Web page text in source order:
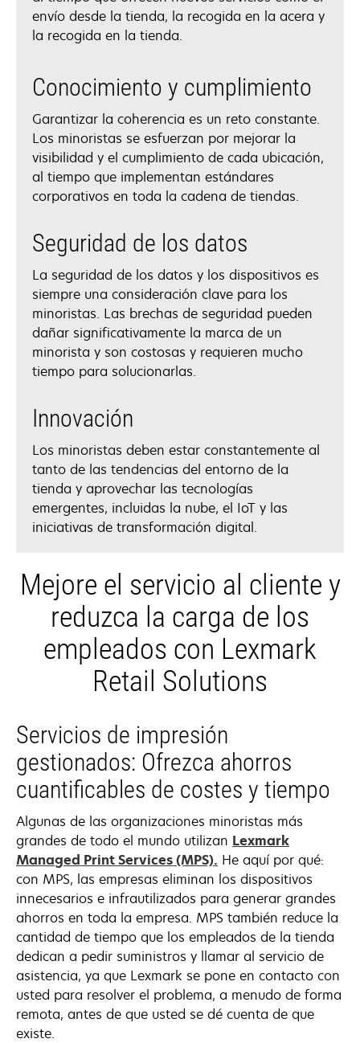
envío desde la tienda, la recogida en la acera y
la recogida en la tienda.
Conocimiento y cumplimiento
Garantizar la coherencia es un reto constante.
Los minoristas se esfuerzan por mejorar la
visibilidad y el cumplimiento de cada ubicación,
al tiempo que implementan estándares
corporativos en toda la cadena de tiendas.
Seguridad de los datos
La seguridad de los datos y los dispositivos es
siempre una consideración clave para los
minoristas. Las brechas de seguridad pueden
dañar significativamente la marca de un
minorista y son costosas y requieren mucho
tiempo para solucionarlas.
Innovación
Los minoristas deben estar constantemente al
tanto de las tendencias del entorno de la
tienda y aprovechar las tecnologías
emergentes, incluidas la nube, el IoT y las
iniciativas de transformación digital.
Mejore el servicio al cliente y
reduzca la carga de los
empleados con Lexmark
Retail Solutions
Servicios de impresión
gestionados: Ofrezca ahorros
cuantificables de costes y tiempo
Algunas de las organizaciones minoristas más
grandes de todo el mundo utilizan Lexmark
Managed Print Services (MPS). He aquí por qué:
con MPS, las empresas eliminan los dispositivos
innecesarios e infrautilizados para generar grandes
ahorros en toda la empresa. MPS también reduce la
cantidad de tiempo que los empleados de la tienda
dedican a pedir suministros y llamar al servicio de
asistencia, ya que Lexmark se pone en contacto con
usted para resolver el problema, a menudo de forma
remota, antes de que usted se dé cuenta de que
existe.